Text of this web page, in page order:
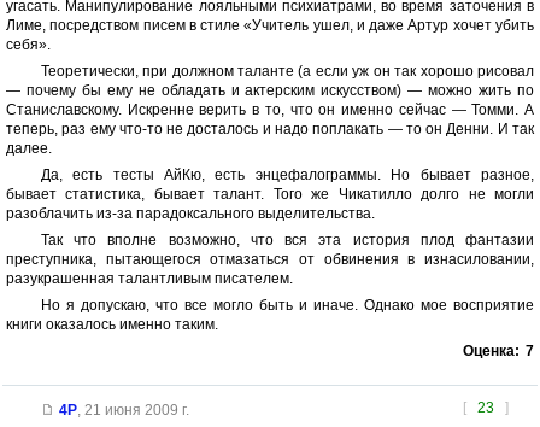
угасать. Манипулирование лояльными психиатрами, во время заточения в
Лиме, посредством писем в стиле «Учитель ушел, и даже Артур хочет убить
себя».
Теоретически, при должном таланте (а если уж он так хорошо рисовал
— почему бы ему не обладать и актерским искусством) — можно жить по
Станиславскому. Искренне верить в то, что он именно сейчас — Томми. А
теперь, раз ему что-то не досталось и надо поплакать — то он Денни. И так
далее.
Да, есть тесты АйКю, есть энцефалограммы. Но бывает разное,
бывает статистика, бывает талант. Того же Чикатилло долго не могли
разоблачить из-за парадоксального выделительства.
Так что вполне возможно, что вся эта история плод фантазии
преступника, пытающегося отмазаться от обвинения в изнасиловании,
разукрашенная талантливым писателем.
Но я допускаю, что все могло быть и иначе. Однако мое восприятие
книги оказалось именно таким.
Оценка: 7
[ 23 ]
4P, 21 июня 2009 г.